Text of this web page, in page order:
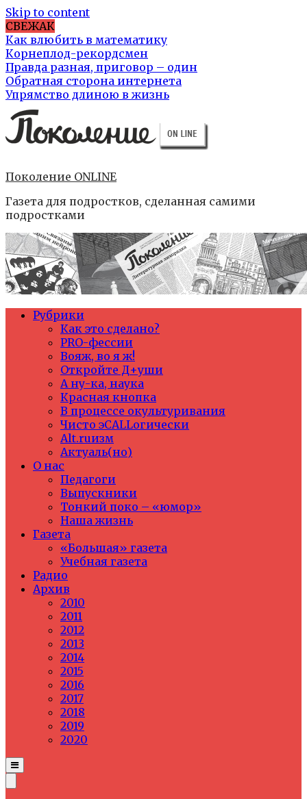
Skip to content
СВЕЖАК
Как влюбить в математику
Корнеплод-рекордсмен
Правда разная, приговор – один
Обратная сторона интернета
Упрямство длиною в жизнь
Поколение ONLINE
Газета для подростков, сделанная самими
подростками
Рубрики
Как это сделано?
PRO-фессии
Вояж, во я ж!
Откройте Д+уши
А ну-ка, наука
Красная кнопка
В процессе окультуривания
Чисто эCALLогически
Alt.ruизм
Актуаль(но)
О нас
Педагоги
Выпускники
Тонкий поко – «юмор»
Наша жизнь
Газета
«Большая» газета
Учебная газета
Радио
Архив
2010
2011
2012
2013
2014
2015
2016
2017
2018
2019
2020